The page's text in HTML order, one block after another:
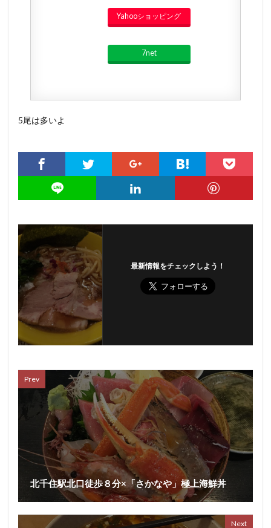
Yahooショッピング
7net
5尾は多いよ
最新情報をチェックしよう！
Prev
北千住駅北口徒歩８分×「さかなや」極上海鮮丼
Next